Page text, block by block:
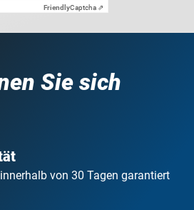
FriendlyCaptcha ⇗
Sie sich
von 30 Tagen garantiert